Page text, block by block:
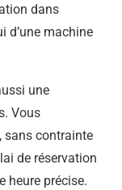
dans
d’une machine
une
Vous
sans contrainte
de réservation
heure précise.